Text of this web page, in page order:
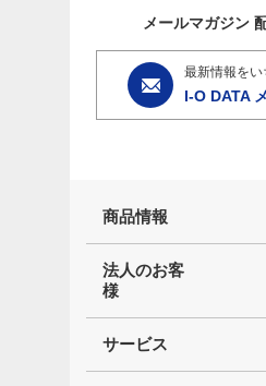
メールマガジン
最新情報をい
I-O DATA
商品情報
法人のお客
様
サービス